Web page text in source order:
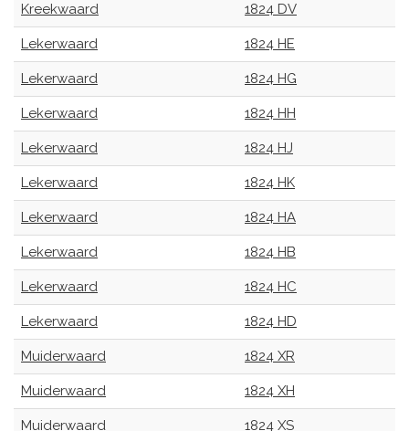
Kreekwaard 1824 DV
Lekerwaard 1824 HE
Lekerwaard 1824 HG
Lekerwaard 1824 HH
Lekerwaard 1824 HJ
Lekerwaard 1824 HK
Lekerwaard 1824 HA
Lekerwaard 1824 HB
Lekerwaard 1824 HC
Lekerwaard 1824 HD
Muiderwaard 1824 XR
Muiderwaard 1824 XH
Muiderwaard 1824 XS